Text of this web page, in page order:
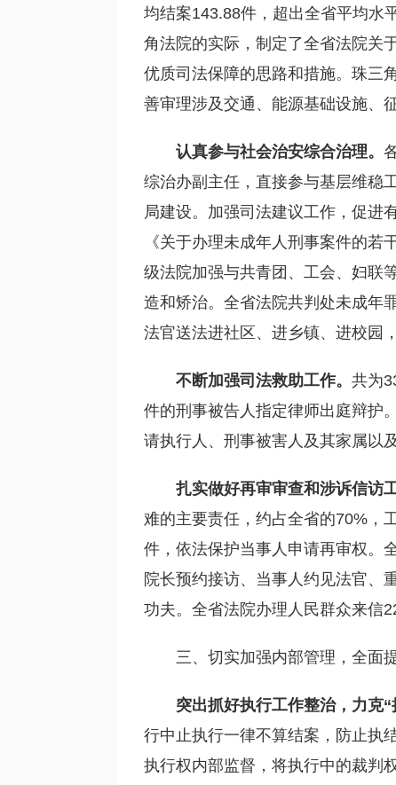
均结案143.88件，超出全省平均水
角法院的实际，制定了全省法院关
优质司法保障的思路和措施。珠三
善审理涉及交通、能源基础设施、
认真参与社会治安综合治理。
综治办副主任，直接参与基层维稳
局建设。加强司法建议工作，促进
《关于办理未成年人刑事案件的
级法院加强与共青团、工会、妇联
造和矫治。全省法院共判处未成年
法官送法进社区、进乡镇、进校园
不断加强司法救助工作。 共为
件的刑事被告人指定律师出庭辩护
请执行人、刑事被害人及其家属以
扎实做好再审审查和涉诉信访工
难的主要责任，约占全省的70%，
件，依法保护当事人申请再审权。
院长预约接访、当事人约见法官、
功夫。全省法院办理人民群众来信
三、切实加强内部管理，全面
突出抓好执行工作整治，力克“
行中止执行一律不算结案，防止执
执行权内部监督，将执行中的裁判